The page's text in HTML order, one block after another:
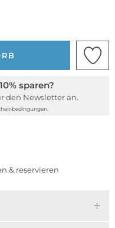
sparen?
den Newsletter an.
& reservieren